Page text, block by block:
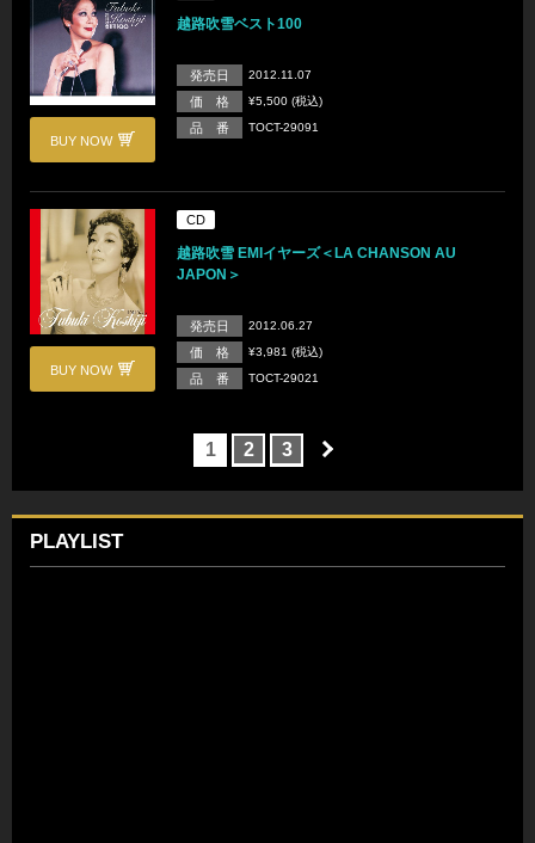
BUY NOW
越路吹雪ベスト100
発売日 2012.11.07
価 格 ¥5,500 (税込)
品 番 TOCT-29091
BUY NOW
CD
越路吹雪 EMIイヤーズ＜LA CHANSON AU
JAPON＞
発売日 2012.06.27
価 格 ¥3,981 (税込)
品 番 TOCT-29021
1 2 3
PLAYLIST